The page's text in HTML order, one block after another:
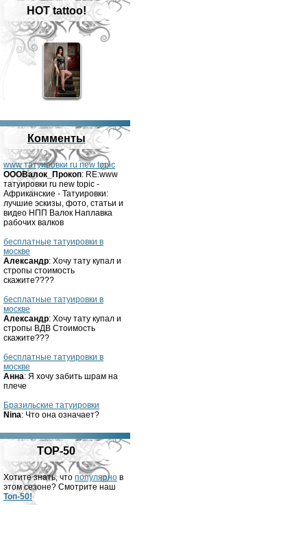
HOT tattoo!
Комменты
www татуировки ru new topic
OOOВалок_Прокоп: RE:www
татуировки ru new topic -
Африканские - Татуировки:
лучшие эскизы, фото, статьи и
видео НПП Валок Наплавка
рабочих валков
бесплатные татуировки в
москве
Александр: Хочу тату купал и
стропы стоимость
скажите????
бесплатные татуировки в
москве
Александр: Хочу тату купал и
стропы ВДВ Стоимость
скажите???
бесплатные татуировки в
москве
Анна: Я хочу забить шрам на
плече
Бразильские татуировки
Nina: Что она означает?
TOP-50
Хотите знать, что популярно в
этом сезоне? Смотрите наш
Топ-50!